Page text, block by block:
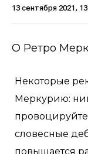
13 сентября 2021,
О Ретро
Некоторые
Меркурию:
словесные
повышается